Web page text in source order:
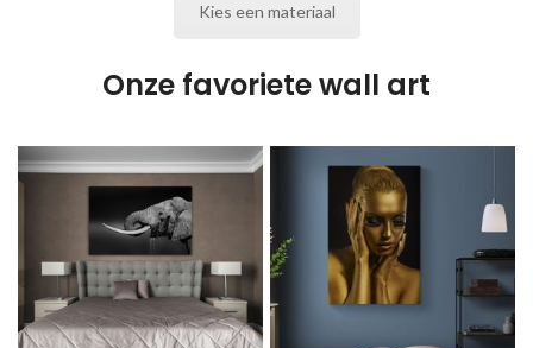
Kies een materiaal
Onze favoriete wall art